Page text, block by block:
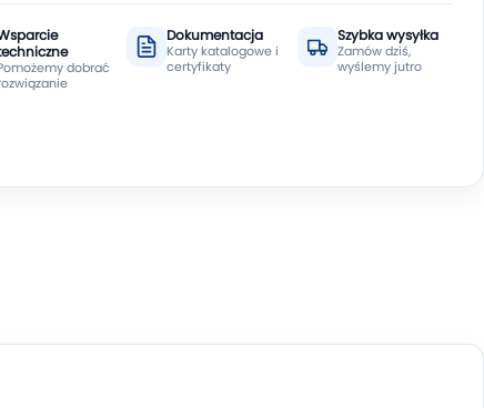
dobrać
Dokumentacja
Karty katalogowe i
certyfikaty
Szybka wysyłka
Zamów dziś,
wyślemy jutro